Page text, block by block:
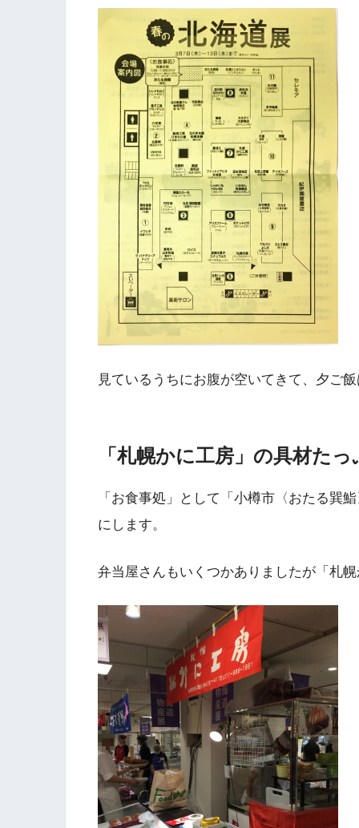
見ているうちにお腹が空いてきて、夕ご
「札幌かに工房」の具材た
「お食事処」として「小樽市〈おたる巽
にします。
弁当屋さんもいくつかありましたが「札